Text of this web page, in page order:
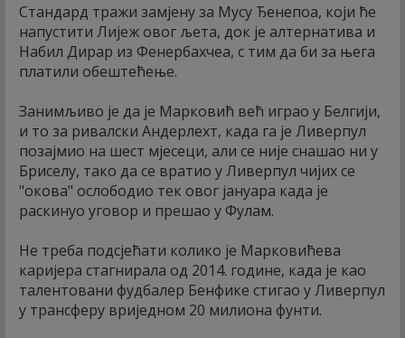
Стандард тражи замјену за Мусу Ђенепоа, који ће
напустити Лијеж овог љета, док је алтернатива и
Набил Дирар из Фенербахчеа, с тим да би за њега
платили обештећење.
Занимљиво је да је Марковић већ играо у Белгији,
и то за ривалски Андерлехт, када га је Ливерпул
позајмио на шест мјесеци, али се није снашао ни у
Бриселу, тако да се вратио у Ливерпул чијих се
"окова" ослободио тек овог јануара када је
раскинуо уговор и прешао у Фулам.
Не треба подсјећати колико је Марковићева
каријера стагнирала од 2014. године, када је као
талентовани фудбалер Бенфике стигао у Ливерпул
у трансферу вриједном 20 милиона фунти.